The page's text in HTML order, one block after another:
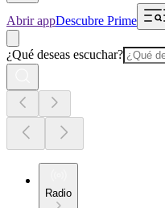
Abrir appDescubre Prime
¿Qué deseas escuchar?
Radio